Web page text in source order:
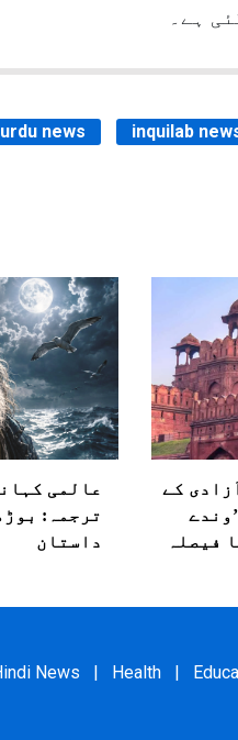
urdu news inquilab
کے
فیصلہ
عالمی
ترجمہ:
داستان
News | Health |